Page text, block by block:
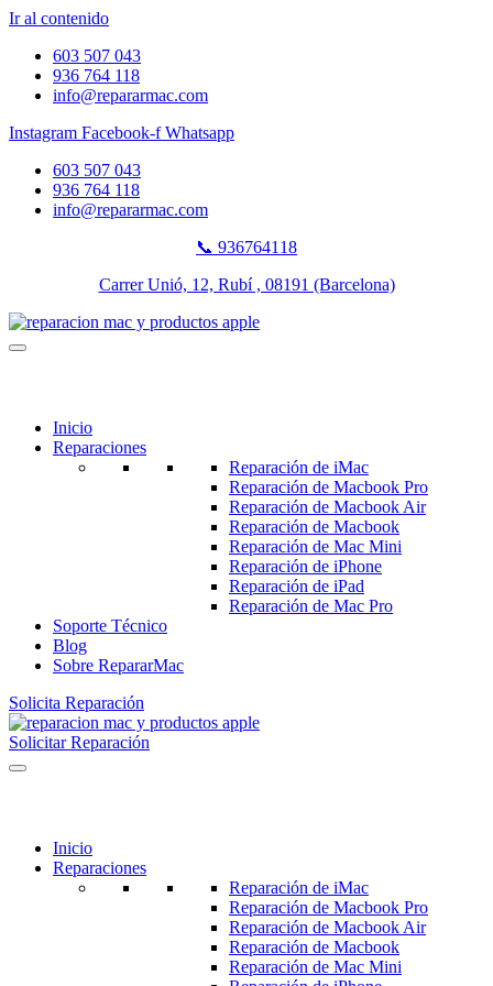
Ir al contenido
603 507 043
936 764 118
info@repararmac.com
Instagram Facebook-f Whatsapp
603 507 043
936 764 118
info@repararmac.com
📞 936764118
Carrer Unió, 12, Rubí , 08191 (Barcelona)
Inicio
Reparaciones
Reparación de iMac
Reparación de Macbook Pro
Reparación de Macbook Air
Reparación de Macbook
Reparación de Mac Mini
Reparación de iPhone
Reparación de iPad
Reparación de Mac Pro
Soporte Técnico
Blog
Sobre RepararMac
Solicita Reparación
Solicitar Reparación
Inicio
Reparaciones
Reparación de iMac
Reparación de Macbook Pro
Reparación de Macbook Air
Reparación de Macbook
Reparación de Mac Mini